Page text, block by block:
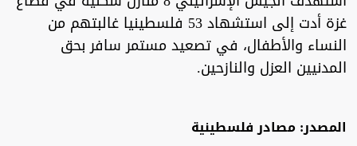
غزة أدت إلى استشهاد 53 فلسطينيا غالبتهم من
النساء والأطفال، في تصعيد مستمر سافر بحق
المدنيين العزل والنازحين.
المصدر: مصادر فلسطينية